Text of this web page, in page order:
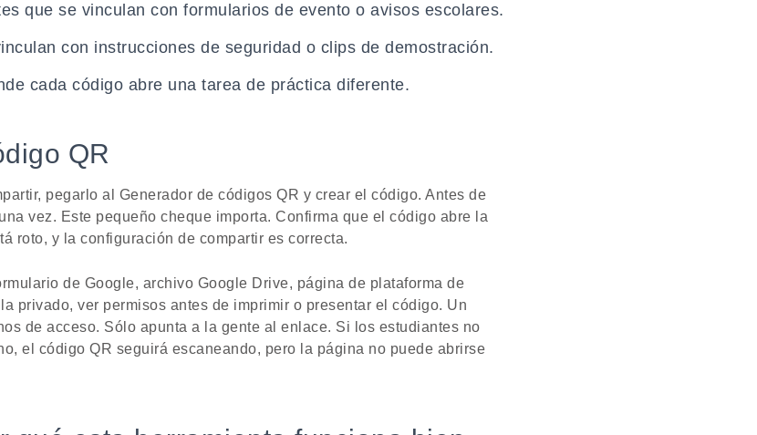
que se vinculan con formularios de evento o avisos escolares.
con instrucciones de seguridad o clips de demostración.
cada código abre una tarea de práctica diferente.
QR
pegarlo al Generador de códigos QR y crear el código. Antes de
vez. Este pequeño cheque importa. Confirma que el código abre la
roto, y la configuración de compartir es correcta.
de Google, archivo Google Drive, página de plataforma de
privado, ver permisos antes de imprimir o presentar el código. Un
de acceso. Sólo apunta a la gente al enlace. Si los estudiantes no
el código QR seguirá escaneando, pero la página no puede abrirse